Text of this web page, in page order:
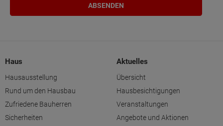
Haus
Hausausstellung
Rund um den Hausbau
Zufriedene Bauherren
Sicherheiten
Aktuelles
Übersicht
Hausbesichtigungen
Veranstaltungen
Angebote und Aktionen